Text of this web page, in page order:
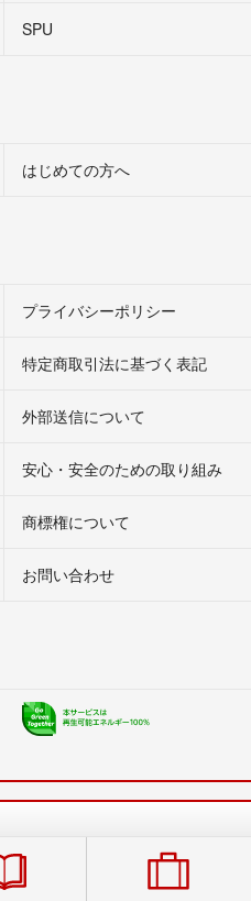
SPU
はじめての方へ
プライバシーポリシー
特定商取引法に基づく表記
外部送信について
安心・安全のための取り組み
商標権について
お問い合わせ